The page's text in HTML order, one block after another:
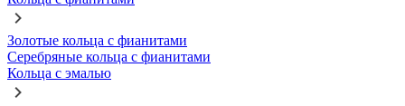
Золотые кольца с фианитами
Серебряные кольца с фианитами
Кольца с эмалью